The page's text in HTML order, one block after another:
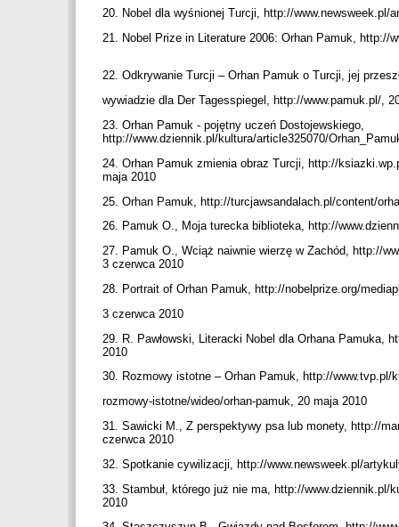
20. Nobel dla wyśnionej Turcji, http://
21. Nobel Prize in Literature 2006: Orhan Pamuk, http://
22. Odkrywanie Turcji – Orhan Pamuk o Turcji, jej
wywiadzie dla Der Tagesspiegel, http://www.pamuk.pl/,
23. Orhan Pamuk - pojętny uczeń Dostojewskiego,
http://www.dziennik.pl/kultura/article325070/
24. Orhan Pamuk zmienia obraz Turcji, http://
maja 2010
25. Orhan Pamuk, http://turcjawsandalach.pl/content/
26. Pamuk O., Moja turecka biblioteka, http://
27. Pamuk O., Wciąż naiwnie wierzę w Zachód, http://
3 czerwca 2010
28. Portrait of Orhan Pamuk, http://nobelprize.org/
3 czerwca 2010
29. R. Pawłowski, Literacki Nobel dla Orhana Pamuka,
2010
30. Rozmowy istotne – Orhan Pamuk, http://
rozmowy-istotne/wideo/orhan-pamuk, 20 maja 2010
31. Sawicki M., Z perspektywy psa lub monety, http://
czerwca 2010
32. Spotkanie cywilizacji, http://www.newsweek.pl/
33. Stambuł, którego już nie ma, http://
2010